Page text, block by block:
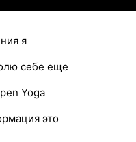
я
себе еще
Yoga
это